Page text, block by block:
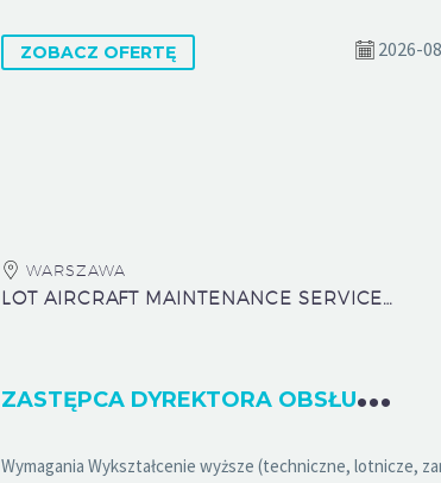
ZOBACZ OFERTĘ 2026-
WARSZAWA
LOT AIRCRAFT MAINTENANCE SERVICES SP. Z O.O.
Z
ASTĘPCA DYREKTORA OBSŁUGI BAZOWEJ (K/M)
Wymagania Wykształcenie wyższe (techniczne, lotnicze,